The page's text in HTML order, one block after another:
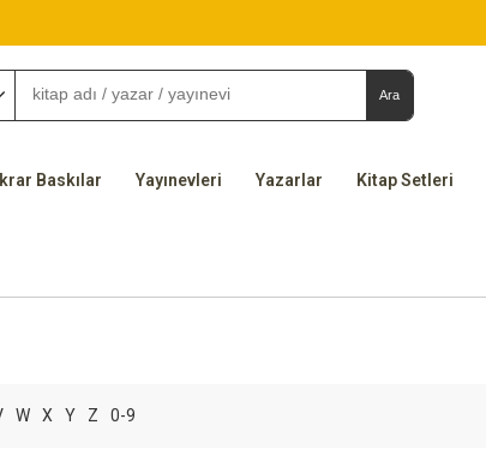
Ara
Baskılar Yayınevleri Yazarlar Kitap Setleri
W X Y Z 0-9